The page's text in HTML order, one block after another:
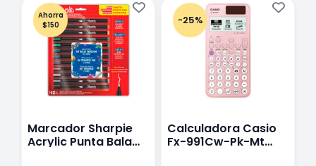
Ahorra
$150
Marcador Sharpie
Acrylic Punta Bala
-25%
Calculadora Casio
Fx-991Cw-Pk-Mt